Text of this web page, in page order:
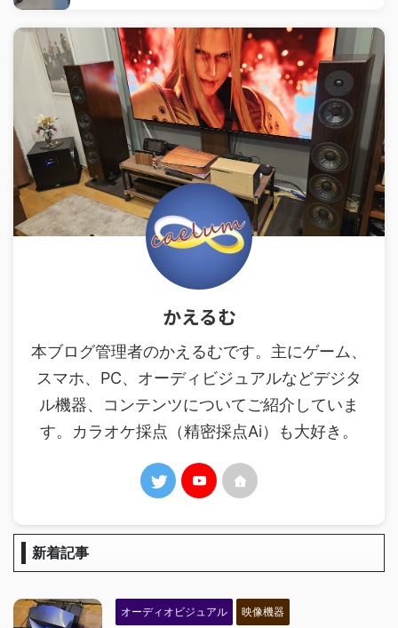
かえるむ
本ブログ管理者のかえるむです。主にゲーム、
スマホ、PC、オーディビジュアルなどデジタ
ル機器、コンテンツについてご紹介していま
す。カラオケ採点（精密採点Ai）も大好き。
新着記事
オーディオビジュアル 映像機器